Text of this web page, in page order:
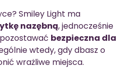
Smiley Light ma
nazębną, jednocześnie
bezpieczna dla
wtedy, gdy dbasz o
wrażliwe miejsca.